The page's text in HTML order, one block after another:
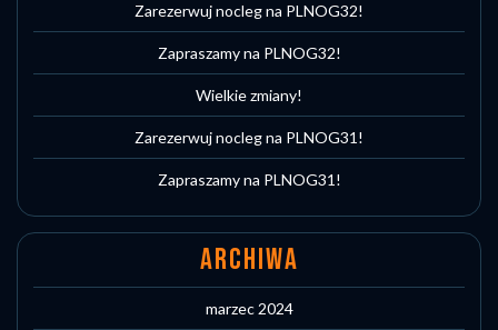
Zarezerwuj nocleg na PLNOG32!
Zapraszamy na PLNOG32!
Wielkie zmiany!
Zarezerwuj nocleg na PLNOG31!
Zapraszamy na PLNOG31!
ARCHIWA
marzec 2024